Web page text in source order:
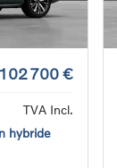
102 700 €
TVA Incl.
hybride